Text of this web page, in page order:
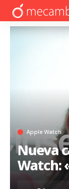
Apple Watch
Nueva
Watch: